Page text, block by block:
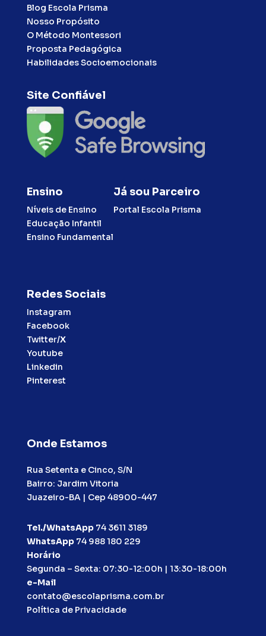
Blog Escola Prisma
Nosso Propósito
O Método Montessori
Proposta Pedagógica
Habilidades Socioemocionais
Site Confiável
Ensino
Níveis de Ensino
Educação Infantil
Ensino Fundamental
Já sou Parceiro
Portal Escola Prisma
Redes Sociais
Instagram
Facebook
Twitter/X
Youtube
Linkedin
Pinterest
Onde Estamos
Rua Setenta e Cinco, S/N
Bairro: Jardim Vitoria
Juazeiro-BA | Cep 48900-447
Tel./WhatsApp 74 3611 3189
WhatsApp 74 988 180 229
Horário
Segunda – Sexta: 07:30-12:00h | 13:30-18:00h
e-Mail
contato@escolaprisma.com.br
Política de Privacidade